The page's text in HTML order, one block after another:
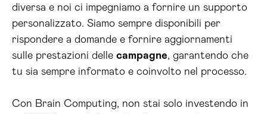
diversa e noi ci impegniamo a fornire un supporto
personalizzato. Siamo sempre disponibili per
rispondere a domande e fornire aggiornamenti
sulle prestazioni delle campagne, garantendo che
tu sia sempre informato e coinvolto nel processo.
Con Brain Computing, non stai solo investendo in